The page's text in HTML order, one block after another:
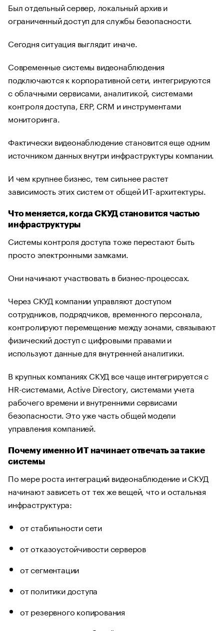
Был отдельный сервер, локальный архив и
ограниченный доступ для службы безопасности.
Сегодня ситуация выглядит иначе.
Современные системы видеонаблюдения
подключаются к корпоративной сети, интегрируются
с облачными сервисами, аналитикой, системами
контроля доступа, ERP, CRM и инструментами
мониторинга.
Фактически видеонаблюдение становится еще одним
источником данных внутри инфраструктуры компании.
И чем крупнее бизнес, тем сильнее растет
зависимость этих систем от общей ИТ-архитектуры.
Что меняется, когда СКУД становится частью
инфраструктуры
Системы контроля доступа тоже перестают быть
просто электронными замками.
Они начинают участвовать в бизнес-процессах.
Через СКУД компании управляют доступом
сотрудников, подрядчиков, временного персонала,
контролируют перемещение между зонами, связывают
физический доступ с цифровыми правами и
используют данные для внутренней аналитики.
В крупных компаниях СКУД все чаще интегрируется с
HR-системами, Active Directory, системами учета
рабочего времени и внутренними сервисами
безопасности. Это уже часть общей модели
управления компанией.
Почему именно ИТ начинает отвечать за такие
системы
По мере роста интеграций видеонаблюдение и СКУД
начинают зависеть от тех же вещей, что и остальная
инфраструктура:
от стабильности сети
от отказоустойчивости серверов
от сегментации
от политики доступа
от резервного копирования